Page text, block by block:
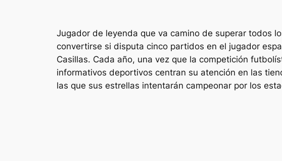
Jugador de leyenda que va camino de superar todos
convertirse si disputa cinco partidos en el jugador
Casillas. Cada año, una vez que la competición
informativos deportivos centran su atención en las
las que sus estrellas intentarán campeonar por los